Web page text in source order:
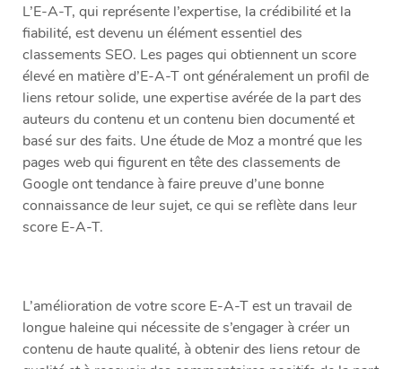
L’E-A-T, qui représente l’expertise, la crédibilité et la
fiabilité, est devenu un élément essentiel des
classements SEO. Les pages qui obtiennent un score
élevé en matière d’E-A-T ont généralement un profil de
liens retour solide, une expertise avérée de la part des
auteurs du contenu et un contenu bien documenté et
basé sur des faits. Une étude de Moz a montré que les
pages web qui figurent en tête des classements de
Google ont tendance à faire preuve d’une bonne
connaissance de leur sujet, ce qui se reflète dans leur
score E-A-T.
L’amélioration de votre score E-A-T est un travail de
longue haleine qui nécessite de s’engager à créer un
contenu de haute qualité, à obtenir des liens retour de